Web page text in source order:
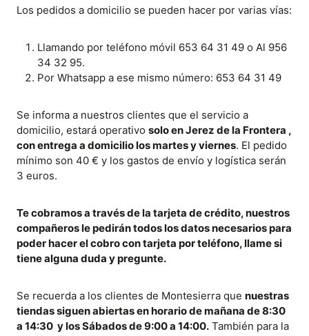
Los pedidos a domicilio se pueden hacer por varias vías:
Llamando por teléfono móvil 653 64 31 49 o Al 956
34 32 95.
Por Whatsapp a ese mismo número: 653 64 31 49
Se informa a nuestros clientes que el servicio a
domicilio, estará operativo solo en Jerez de la Frontera ,
con entrega a domicilio los martes y viernes. El pedido
mínimo son 40 € y los gastos de envío y logística serán
3 euros.
Te cobramos a través de la tarjeta de crédito, nuestros
compañeros le pedirán todos los datos necesarios para
poder hacer el cobro con tarjeta por teléfono, llame si
tiene alguna duda y pregunte.
Se recuerda a los clientes de Montesierra que nuestras
tiendas siguen abiertas en horario de mañana de 8:30
a 14:30 y los Sábados de 9:00 a 14:00. También para la